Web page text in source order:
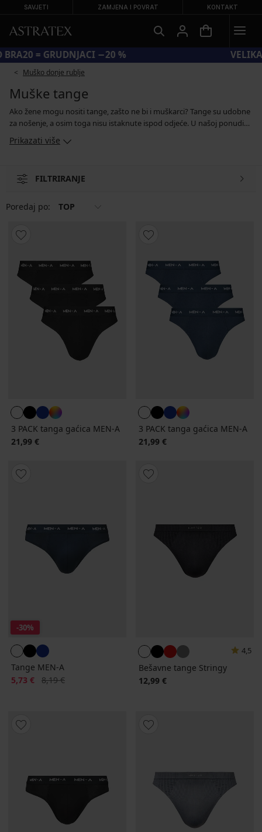
SAVJETI ZAMJENA I POVRAT KONTAKT
KOD BRA20 = GRUDNJACI −20 %
Muško donje rublje
Muške tange
Ako žene mogu nositi tange, zašto ne bi i muškarci? Tange su udobne
za nošenje, a osim toga nisu istaknute ispod odjeće. U našoj ponudi
ćete pronaći muške bešavne tange i tange s bambusovim vlaknima.
Bambus je kao tekstilni materijal mekan, prozračan i ugodno
zaboravite na predrasude i jednostavno ih nabavite i testirajte sami.
Prikazati više
FILTRIRANJE
Poredaj po: TOP
3 PACK tanga gaćica MEN-A
21,99 €
3 PACK tanga gaćica MEN-A
21,99 €
-30%
Tange MEN-A
Popust
5,73 € Prvobitna cijena
8,19 €
4,5
Bešavne tange Stringy
12,99 €